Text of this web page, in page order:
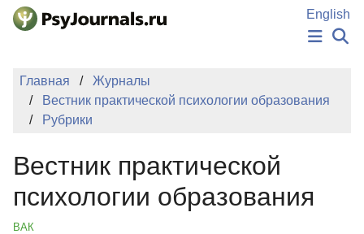
Перейти к основному содержанию
English
НОВОСТИ
ИЗДАНИЯ
КЛЮЧЕВЫЕ СЛОВА
Регистрация
Главная
Журналы
Вестник практической психологии образования
Рубрики
Вестник практической
психологии образования
ВАК